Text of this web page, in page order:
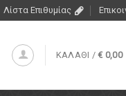
Λίστα Επιθυμίας
ΚΑΛΑΘΙ /€ 0,00